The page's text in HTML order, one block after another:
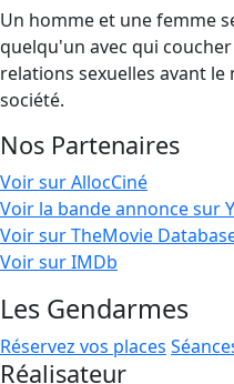
Un homme et une femme
quelqu'un avec qui
relations sexuelles avant
société.
Nos Partenaires
Voir sur AllocCiné
Voir la bande annonce sur
Voir sur TheMovie
Voir sur IMDb
Les Gendarmes
Réservez vos places
Réalisateur